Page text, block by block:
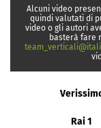
Alcuni video
quindi valutati di
video o gli autori
basterà fare
Rai 1